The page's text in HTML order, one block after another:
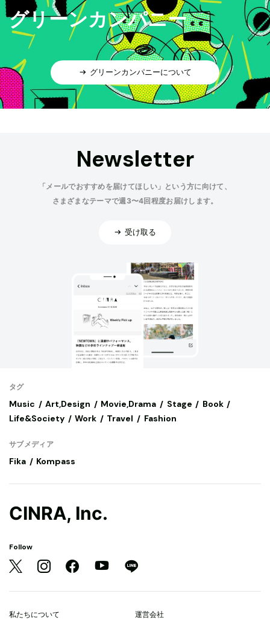
グリーンカンパニー
グリーンカンパニーについて
Newsletter
「メールでおすすめを届けてほしい」という方に向けて、
さまざまなテーマで週3〜4回程度お届けします。
受け取る
タグ
Music Art,Design Movie,Drama Stage
Book
Life&Society
Work Travel Fashion
サブメディア
Fika Kompass
CINRA, Inc.
Follow
私たちについて 運営会社